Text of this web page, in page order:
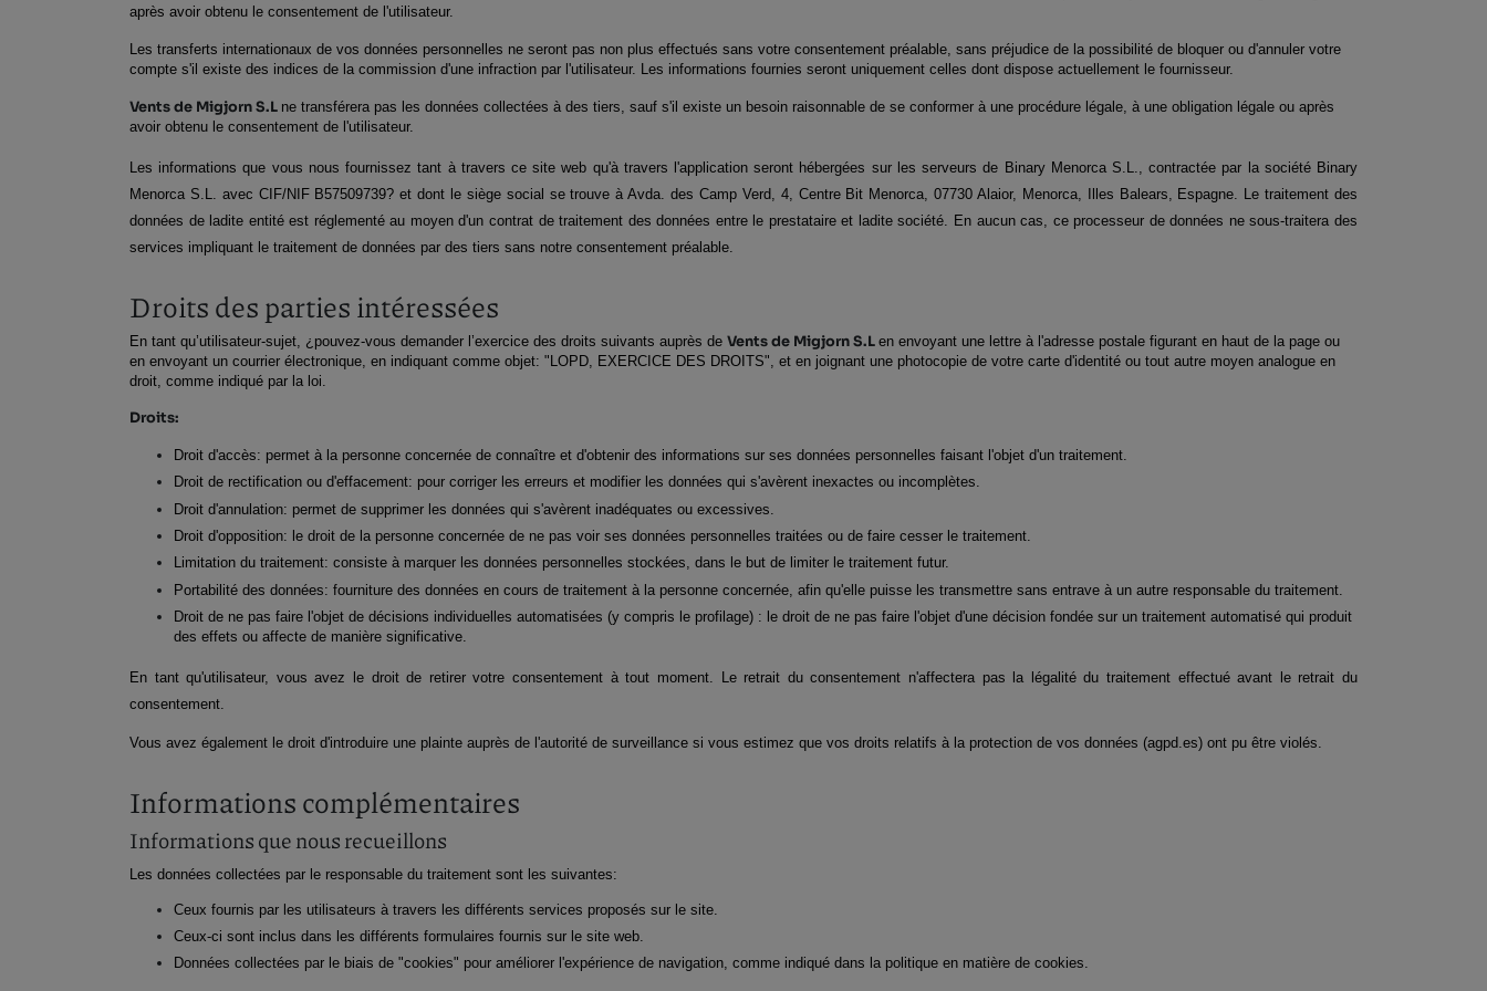
après avoir obtenu le consentement de l'utilisateur.
Les transferts internationaux de vos données personnelles ne seront pas non plus effectués sans votre consentement préalable, sans préjudice de la possibilité de bloquer ou d'annuler votre
compte s'il existe des indices de la commission d'une infraction par l'utilisateur. Les informations fournies seront uniquement celles dont dispose actuellement le fournisseur.
Vents de Migjorn S.L​​ ne transférera pas les données collectées à des tiers, sauf s'il existe un besoin raisonnable de se conformer à une procédure légale, à une obligation légale ou après
avoir obtenu le consentement de l'utilisateur.
Les informations que vous nous fournissez tant à travers ce site web qu'à travers l'application seront hébergées sur les serveurs de Binary Menorca S.L., contractée par la société Binary
Menorca S.L. avec CIF/NIF B57509739? et dont le siège social se trouve à Avda. des Camp Verd, 4, Centre Bit Menorca, 07730 Alaior, Menorca, Illes Balears, Espagne. Le traitement des
données de ladite entité est réglementé au moyen d'un contrat de traitement des données entre le prestataire et ladite société. En aucun cas, ce processeur de données ne sous-traitera des
services impliquant le traitement de données par des tiers sans notre consentement préalable.
Droits des parties intéressées
En tant qu’utilisateur-sujet, ¿pouvez-vous demander l’exercice des droits suivants auprès de Vents de Migjorn S.L​​ en envoyant une lettre à l'adresse postale figurant en haut de la page ou
en envoyant un courrier électronique, en indiquant comme objet: "LOPD, EXERCICE DES DROITS", et en joignant une photocopie de votre carte d'identité ou tout autre moyen analogue en
droit, comme indiqué par la loi.
Droits:
Droit d'accès: permet à la personne concernée de connaître et d'obtenir des informations sur ses données personnelles faisant l'objet d'un traitement.
Droit de rectification ou d'effacement: pour corriger les erreurs et modifier les données qui s'avèrent inexactes ou incomplètes.
Droit d'annulation: permet de supprimer les données qui s'avèrent inadéquates ou excessives.
Droit d'opposition: le droit de la personne concernée de ne pas voir ses données personnelles traitées ou de faire cesser le traitement.
Limitation du traitement: consiste à marquer les données personnelles stockées, dans le but de limiter le traitement futur.
Portabilité des données: fourniture des données en cours de traitement à la personne concernée, afin qu'elle puisse les transmettre sans entrave à un autre responsable du traitement.
Droit de ne pas faire l'objet de décisions individuelles automatisées (y compris le profilage) : le droit de ne pas faire l'objet d'une décision fondée sur un traitement automatisé qui produit
des effets ou affecte de manière significative.
En tant qu'utilisateur, vous avez le droit de retirer votre consentement à tout moment. Le retrait du consentement n'affectera pas la légalité du traitement effectué avant le retrait du
consentement.
Vous avez également le droit d'introduire une plainte auprès de l'autorité de surveillance si vous estimez que vos droits relatifs à la protection de vos données (agpd.es) ont pu être violés.
Informations complémentaires
Informations que nous recueillons
Les données collectées par le responsable du traitement sont les suivantes:
Ceux fournis par les utilisateurs à travers les différents services proposés sur le site.
Ceux-ci sont inclus dans les différents formulaires fournis sur le site web.
Données collectées par le biais de "cookies" pour améliorer l'expérience de navigation, comme indiqué dans la politique en matière de cookies.